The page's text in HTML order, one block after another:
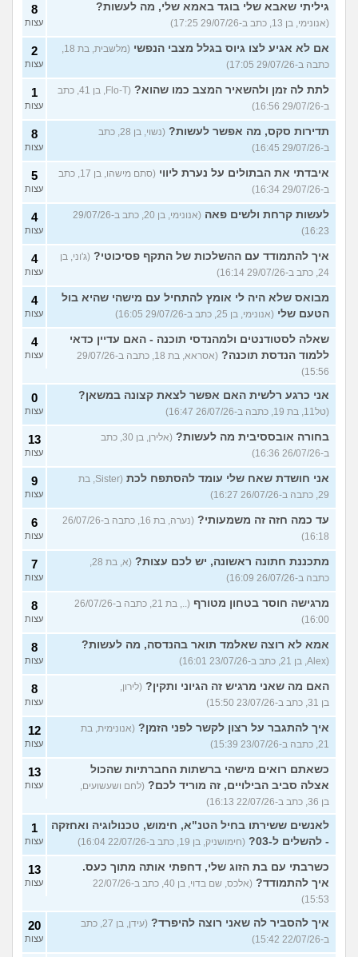
גיליתי שאבא שלי בוגד באמא שלי, מה לעשות?
(אנונימי, בן 13, כתב ב-29/07/26 17:25)
8
עצות
אם לא אגיע לצו גיוס בגלל מצבי הנפשי
(מלשבית, בת 18,
כתבה ב-29/07/26 17:05)
2
עצות
לתת לה זמן ולהשאיר המצב כמו שהוא?
(Flo-T, בן 41, כתב
ב-29/07/26 16:56)
1
עצות
תדירות סקס, מה אפשר לעשות?
(נשוי, בן 28, כתב
ב-29/07/26 16:45)
8
עצות
איבדתי את הבתולים על נערת ליווי
(סתם מישהו, בן 17, כתב
ב-29/07/26 16:34)
5
עצות
לעשות קרחת ולשים פאה
(אנונימי, בן 20, כתב ב-29/07/26
16:23)
4
עצות
איך להתמודד עם ההשלכות של התקף פסיכוטי? (ג'וני, בן
24, כתב ב-29/07/26 16:14)
4
עצות
מבואס שלא היה לי אומץ להתחיל עם מישהי שהיא בול
הטעם שלי (אנונימי, בן 25, כתב ב-29/07/26 16:05)
4
עצות
שאלה לסטודנטים ולמהנדסי תוכנה - האם עדיין כדאי
ללמוד הנדסת תוכנה?
(אסראא, בת 18, כתבה ב-29/07/26
15:56)
4
עצות
אני כרגע רלשית האם אפשר לצאת קצונה במשאן?
(טל11, בת 19, כתבה ב-26/07/26 16:47)
0
עצות
בחורה אובססיבית מה לעשות?
(אלירן, בן 30, כתב
ב-26/07/26 16:36)
13
עצות
אני חושדת שאח שלי עומד להסתפח לכת
(Sister, בת
29, כתבה ב-26/07/26 16:27)
9
עצות
עד כמה חזה זה משמעותי?
(נערה, בת 16, כתבה ב-26/07/26
16:18)
6
עצות
מתכננת חתונה ראשונה, יש לכם עצות?
(א, בת 28,
כתבה ב-26/07/26 16:09)
7
עצות
מרגישה חוסר בטחון מטורף
(.., בת 21, כתבה ב-26/07/26
16:00)
8
עצות
אמא לא רוצה שאלמד תואר בהנדסה, מה לעשות?
(Alex, בן 21, כתב ב-23/07/26 16:01)
8
עצות
האם מה שאני מרגיש זה הגיוני ותקין? (לירון,
בן 31, כתב ב-23/07/26 15:50)
8
עצות
איך להתגבר על רצון לקשר לפני הזמן? (אנונימית, בת
21, כתבה ב-23/07/26 15:39)
12
עצות
כשאתם רואים מישהי ברשתות החברתיות שהכול
אצלה סביב הבילויים, זה מוריד לכם? (לחם ושעשועים,
בן 36, כתב ב-22/07/26 16:13)
13
עצות
לאנשים ששירתו בחיל הטנ"א, חימוש, טכנולוגיה ואחזקה
- להשלים ל-03?
(חימושניק, בן 19, כתב ב-22/07/26 16:04)
1
עצות
כשרבתי עם בת הזוג שלי, דחפתי אותה מתוך כעס.
איך להתמודד?
(אלכס, שם בדוי, בן 40, כתב ב-22/07/26
15:53)
13
עצות
איך להסביר לה שאני רוצה להיפרד?
(עידן, בן 27, כתב
ב-22/07/26 15:42)
20
עצות